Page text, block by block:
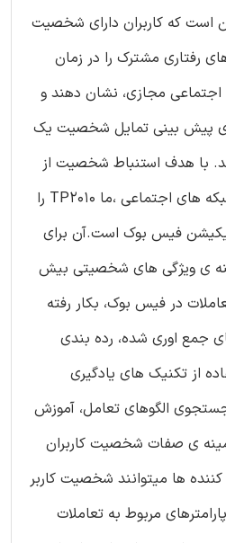
است که کاربران دارای شخصیت
رفتاری مشترک را در زمان
مجازی، نشان دهند و
پیش بینی تمایل شخصیت یک
با هدف استنباط شخصیت از
تحلیل تعاملات کاربر در شبکه های اجتماعی ،ما TP2010 را
فیس بوک است.آن برای
ی ویژگی های شخصیتی بیش
طول تعاملات در فیس بوک، بکار رفته
جمع اوری شده، رده بندی
از تکنیک های یادگیری
الگوهای تعامل، آموزش
ی صفات شخصیت کاربران
ها میتوانند شخصیت کاربر
مربوط به تعاملات